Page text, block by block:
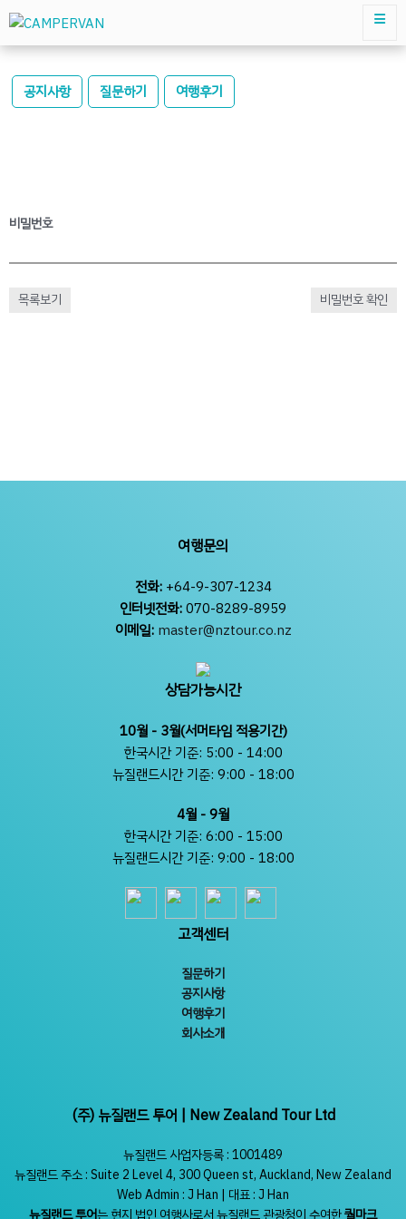
공지사항 질문하기 여행후기
비밀번호
목록보기 비밀번호 확인
(주) 뉴질랜드 투어 | New Zealand Tour Ltd
뉴질랜드 사업자등록 : 1001489
뉴질랜드 주소 : Suite 2 Level 4, 300 Queen st, Auckland, New Zealand
Web Admin : J Han | 대표 : J Han
뉴질랜드 투어는 현지 법인 여행사로서 뉴질랜드 관광청이 수여한퀄마크
여행문의
전화:+64-9-307-1234
인터넷전화:070-8289-8959
이메일: master@nztour.co.nz
상담가능시간
10월 - 3월(서머타임 적용기간)
한국시간 기준: 5:00 - 14:00
뉴질랜드시간 기준: 9:00 - 18:00
4월 - 9월
한국시간 기준: 6:00 - 15:00
뉴질랜드시간 기준: 9:00 - 18:00
고객센터
질문하기
공지사항
여행후기
회사소개